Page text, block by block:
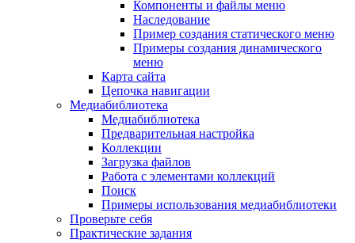
Компоненты и файлы меню
Наследование
Пример создания статического меню
Примеры создания динамического
меню
Карта сайта
Цепочка навигации
Медиабиблиотека
Медиабиблиотека
Предварительная настройка
Коллекции
Загрузка файлов
Работа с элементами коллекций
Поиск
Примеры использования медиабиблиотеки
Проверьте себя
Практические задания